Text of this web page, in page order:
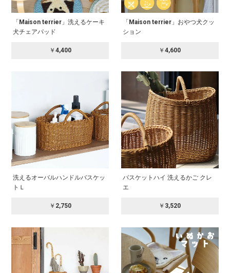
「Maison terrier」洗えるケーキ
犬チェアパッド
￥4,400
「Maison terrier」おやつ犬クッ
ション
￥4,600
洗えるオーバルハンドルバスケッ
トＬ
￥2,750
バスケットハイ 洗えるかご クレ
エ
￥3,520